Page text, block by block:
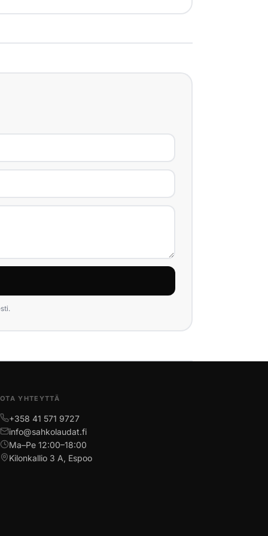
OTA YHTEYTTÄ
+358 41 571 9727
info@sahkolaudat.fi
Ma–Pe 12:00–18:00
Kilonkallio 3 A, Espoo